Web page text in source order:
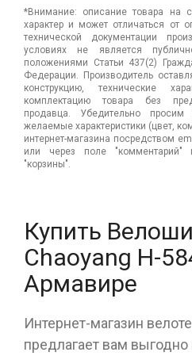
*Внимание: описание товара на
характер и может отличаться от
технической документации
условиях не является
положениями Статьи 437(2)
Федерации. Производитель
конструкцию, технические
комплектацию товара без
продавца. Убедительно
желаемые характеристики (цвет,
интернет-магазина посредством
или через поле "комментарий"
"корзины".
Купить
Chaoyang Н-
Армавире
Интернет-магазин
предлагает вам